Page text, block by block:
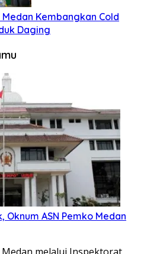
Medan Kembangkan Cold
Daging
ASN Pemko Medan